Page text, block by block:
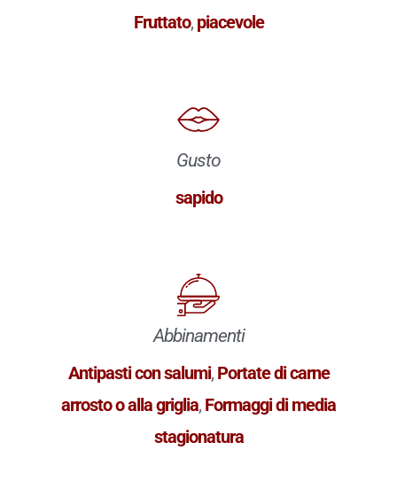
Fruttato, piacevole
Gusto
sapido
Abbinamenti
Antipasti con salumi, Portate di carne
arrosto o alla griglia, Formaggi di media
stagionatura